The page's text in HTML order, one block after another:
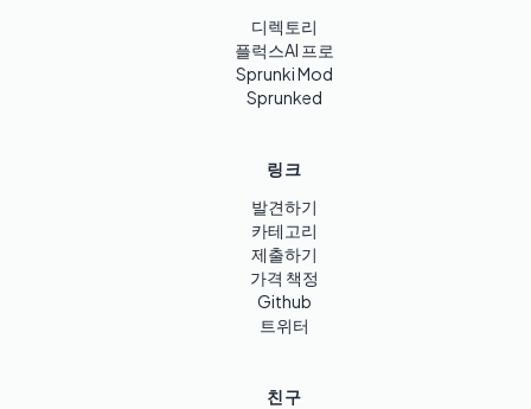
디렉토리
플럭스AI 프로
Sprunki Mod
Sprunked
링크
발견하기
카테고리
제출하기
가격 책정
Github
트위터
친구